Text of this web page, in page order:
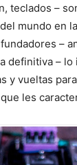
teclados –
mundo en
–
definitiva –
y vueltas
les